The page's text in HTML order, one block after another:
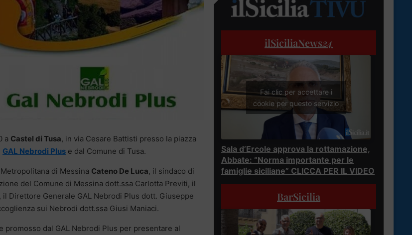
a Castel di Tusa, in via Cesare Battisti presso la piazza
GAL Nebrodi Plus e dal Comune di Tusa.
di Messina Cateno De Luca, il sindaco di
del Comune di Messina dott.ssa Carlotta Previti, il
, il Direttore Generale GAL Nebrodi Plus dott. Giuseppe
sui Nebrodi dott.ssa Giusi Maniaci.
promosso dal GAL Nebrodi Plus per presentare al
ilSiciliaNews24
Fai clic per accettare i
cookie per questo servizio
Sala d’Ercole approva la rottamazione,
Abbate: “Norma importante per le
famiglie siciliane” CLICCA PER IL VIDEO
BarSicilia